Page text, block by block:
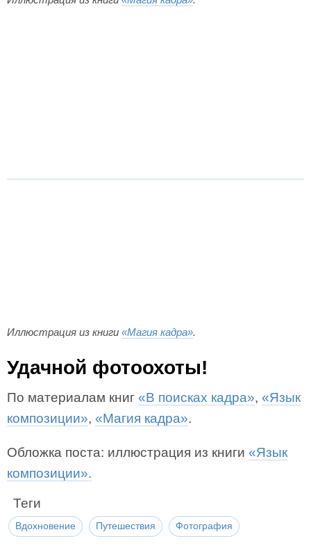
Иллюстрация из книги «Магия кадра».
Удачной фотоохоты!
По материалам книг «В поисках кадра», «Язык
композиции», «Магия кадра».
Обложка поста: иллюстрация из книги «Язык
композиции».
Теги
Вдохновение Путешествия Фотография